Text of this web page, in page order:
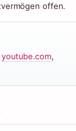
offen.
youtube.com,